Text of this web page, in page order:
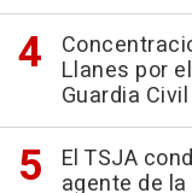
Llanes por
Guardia
El TSJA
agente de